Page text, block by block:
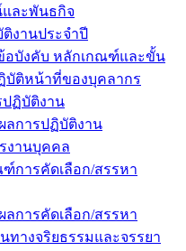
และพันธกิจ
งานประจำปี
ข้อบังคับ หลักเกณฑ์และขั้น
บัติหน้าที่ของบุคลากร
ปฏิบัติงาน
ลการปฏิบัติงาน
งานบุคคล
การคัดเลือก/สรรหา
ลการคัดเลือก/สรรหา
ทางจริยธรรมและจรรยา